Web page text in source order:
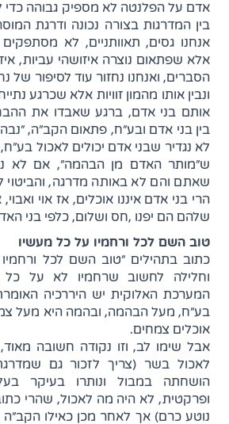
אדם על הפלנטה לא מספיק גבוהה
בין המדרגות בצורה נכונה ודרגת
אנחנו גסים, תאוותניים, לא מסתפקים
אלא שפתאום נוצרה איזושהי עביות,
הסברים, ואנחנו נחזור עוד לסיפור של
ונבין אותו מהמון זוויות אלא שכרגע
אותם בני אדם, ברגע שאבדו את
בין בני אדם ובע"ח, פתאום הקב"ה,
לא נגדיר שבני אדם יכולים לאכול
ש"מותר האדם מן הבהמה", אם לא
שאתם והם לא באותה מדרגה, והביטוי
הרי בני אדם איננו אוכלים, אז אוי
שלהם הם יפנו ,חס ושלום, כלפי בני
טוב השם לכל ורחמיו על כל מעשיו
כתוב בתהילים "טוב השם לכל
וחלילה לחשוב שרחמיו לא על כל
המערכת האלוקית יש היררכיה
בע"ח, מעל הבהמה, ובהמה היא מעל
אוכלים צמחים.
אבל שימו לב, וזו נקודה חשובה
לאכול בשר (צריך לזכור גם
הושחתה במבול ונותרו בעיקר
ופרקטית, לא היה מה לאכול, שהרי
נוטע כרם) אך לאחר מכן כאילו